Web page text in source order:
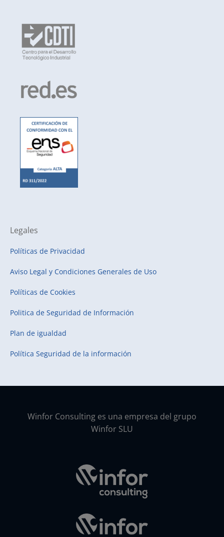
Legales
Políticas de Privacidad
Aviso Legal y Condiciones Generales de Uso
Políticas de Cookies
Politica de Seguridad de Información
Plan de igualdad
Política Seguridad de la información
Winfor Consulting es una empresa del grupo
Winfor SLU